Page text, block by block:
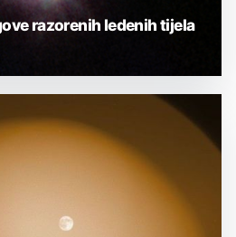
razorenih ledenih tijela